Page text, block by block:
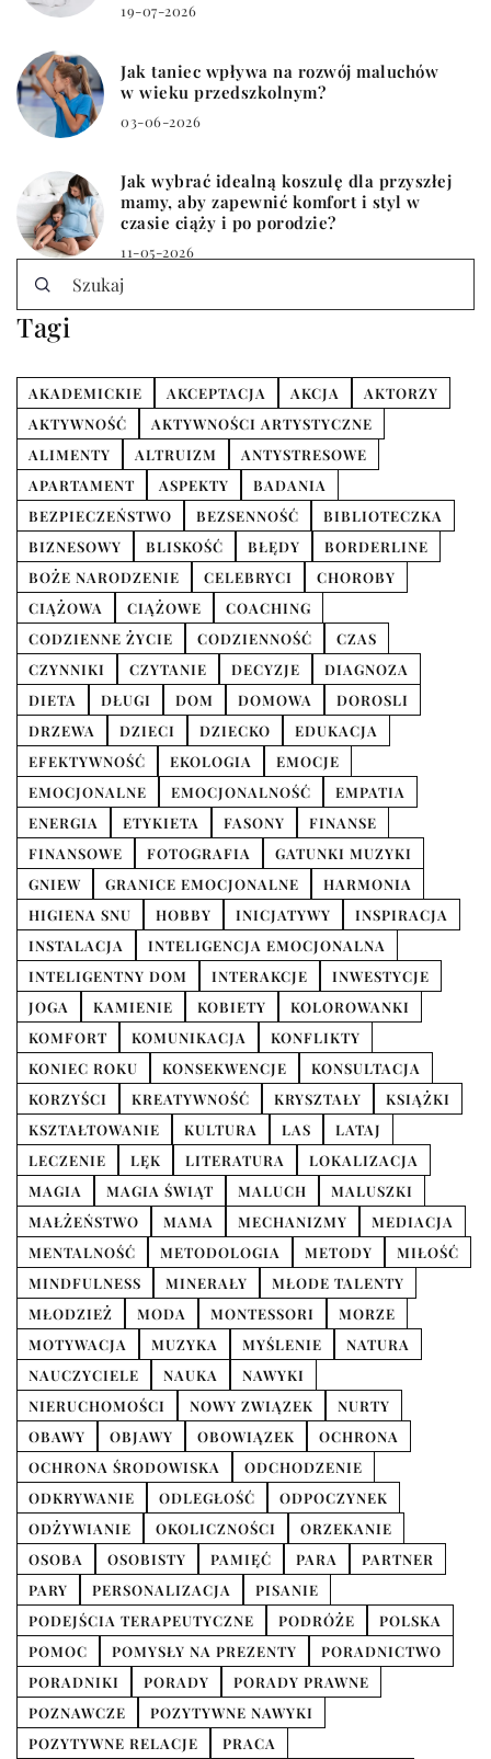
19-07-2026
Jak taniec wpływa na rozwój maluchów
w wieku przedszkolnym?
03-06-2026
Jak wybrać idealną koszulę dla przyszłej
mamy, aby zapewnić komfort i styl w
czasie ciąży i po porodzie?
11-05-2026
Tagi
AKADEMICKIE AKCEPTACJA AKCJA
AKTORZY
AKTYWNOŚĆ
AKTYWNOŚCI ARTYSTYCZNE
ALIMENTY
ALTRUIZM
ANTYSTRESOWE
APARTAMENT
ASPEKTY
BADANIA
BEZPIECZEŃSTWO
BEZSENNOŚĆ
BIBLIOTECZKA
BIZNESOWY
BLISKOŚĆ BŁĘDY
BORDERLINE
BOŻE NARODZENIE
CELEBRYCI
CHOROBY
CIĄŻOWA
CIĄŻOWE
COACHING
CODZIENNE ŻYCIE
CODZIENNOŚĆ
CZAS
CZYNNIKI
CZYTANIE DECYZJE
DIAGNOZA
DIETA
DŁUGI DOM DOMOWA
DOROSLI
DRZEWA
DZIECI DZIECKO
EDUKACJA
EFEKTYWNOŚĆ
EKOLOGIA
EMOCJE
EMOCJONALNE
EMOCJONALNOŚĆ
EMPATIA
ENERGIA
ETYKIETA FASONY
FINANSE
FINANSOWE
FOTOGRAFIA
GATUNKI MUZYKI
GNIEW
GRANICE EMOCJONALNE
HARMONIA
HIGIENA SNU
HOBBY INICJATYWY
INSPIRACJA
INSTALACJA
INTELIGENCJA EMOCJONALNA
INTELIGENTNY DOM
INTERAKCJE
INWESTYCJE
JOGA
KAMIENIE KOBIETY
KOLOROWANKI
KOMFORT
KOMUNIKACJA
KONFLIKTY
KONIEC ROKU
KONSEKWENCJE
KONSULTACJA
KORZYŚCI
KREATYWNOŚĆ KRYSZTAŁY
KSIĄŻKI
KSZTAŁTOWANIE
KULTURA LAS
LATAJ
LECZENIE
LĘK LITERATURA
LOKALIZACJA
MAGIA
MAGIA ŚWIĄT MALUCH
MALUSZKI
MAŁŻEŃSTWO
MAMA MECHANIZMY
MEDIACJA
MENTALNOŚĆ
METODOLOGIA METODY
MIŁOŚĆ
MINDFULNESS
MINERAŁY
MŁODE TALENTY
MŁODZIEŻ
MODA MONTESSORI
MORZE
MOTYWACJA
MUZYKA MYŚLENIE
NATURA
NAUCZYCIELE
NAUKA
NAWYKI
NIERUCHOMOŚCI
NOWY ZWIĄZEK
NURTY
OBAWY
OBJAWY OBOWIĄZEK
OCHRONA
OCHRONA ŚRODOWISKA
ODCHODZENIE
ODKRYWANIE
ODLEGŁOŚĆ
ODPOCZYNEK
ODŻYWIANIE
OKOLICZNOŚCI
ORZEKANIE
OSOBA
OSOBISTY PAMIĘĆ PARA
PARTNER
PARY
PERSONALIZACJA
PISANIE
PODEJŚCIA TERAPEUTYCZNE
PODRÓŻE
POLSKA
POMOC
POMYSŁY NA PREZENTY
PORADNICTWO
PORADNIKI
PORADY
PORADY PRAWNE
POZNAWCZE
POZYTYWNE NAWYKI
POZYTYWNE RELACJE
PRACA